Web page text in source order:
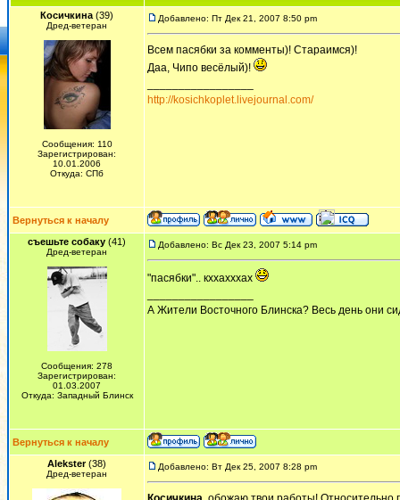
Косичкина (39)
Дред-ветеран
Сообщения: 110
Зарегистрирован:
10.01.2006
Откуда: СПб
Добавлено: Пт Дек 21, 2007 8:50 pm
Всем пасябки за комменты)! Стараимся)!
Даа, Чипо весёлый)!
http://kosichkoplet.livejournal.com/
Вернуться к началу
съешьте собаку (41)
Дред-ветеран
Сообщения: 278
Зарегистрирован:
01.03.2007
Откуда: Западный Блинск
Добавлено: Вс Дек 23, 2007 5:14 pm
"пасябки".. кххахххах
А Жители Восточного Блинска? Весь день они
Вернуться к началу
Alekster(38)
Дред-ветеран
Добавлено: Вт Дек 25, 2007 8:28 pm